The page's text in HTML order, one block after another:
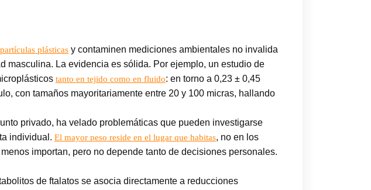
plásticas y contaminen mediciones ambientales no invalida
masculina. La evidencia es sólida. Por ejemplo, un estudio de
tanto en tejido como en fluido: en torno a 0,23 ± 0,45
con tamaños mayoritariamente entre 20 y 100 micras, hallando
privado, ha velado problemáticas que pueden investigarse
individual. El mayor peso reside en el lugar que habitas, no en los
importan, pero no depende tanto de decisiones personales.
de ftalatos se asocia directamente a reducciones